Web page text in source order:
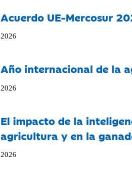
Acuerdo UE-Mercosur
2026
Año internacional de la
2026
El impacto de la
agricultura y en la
2026